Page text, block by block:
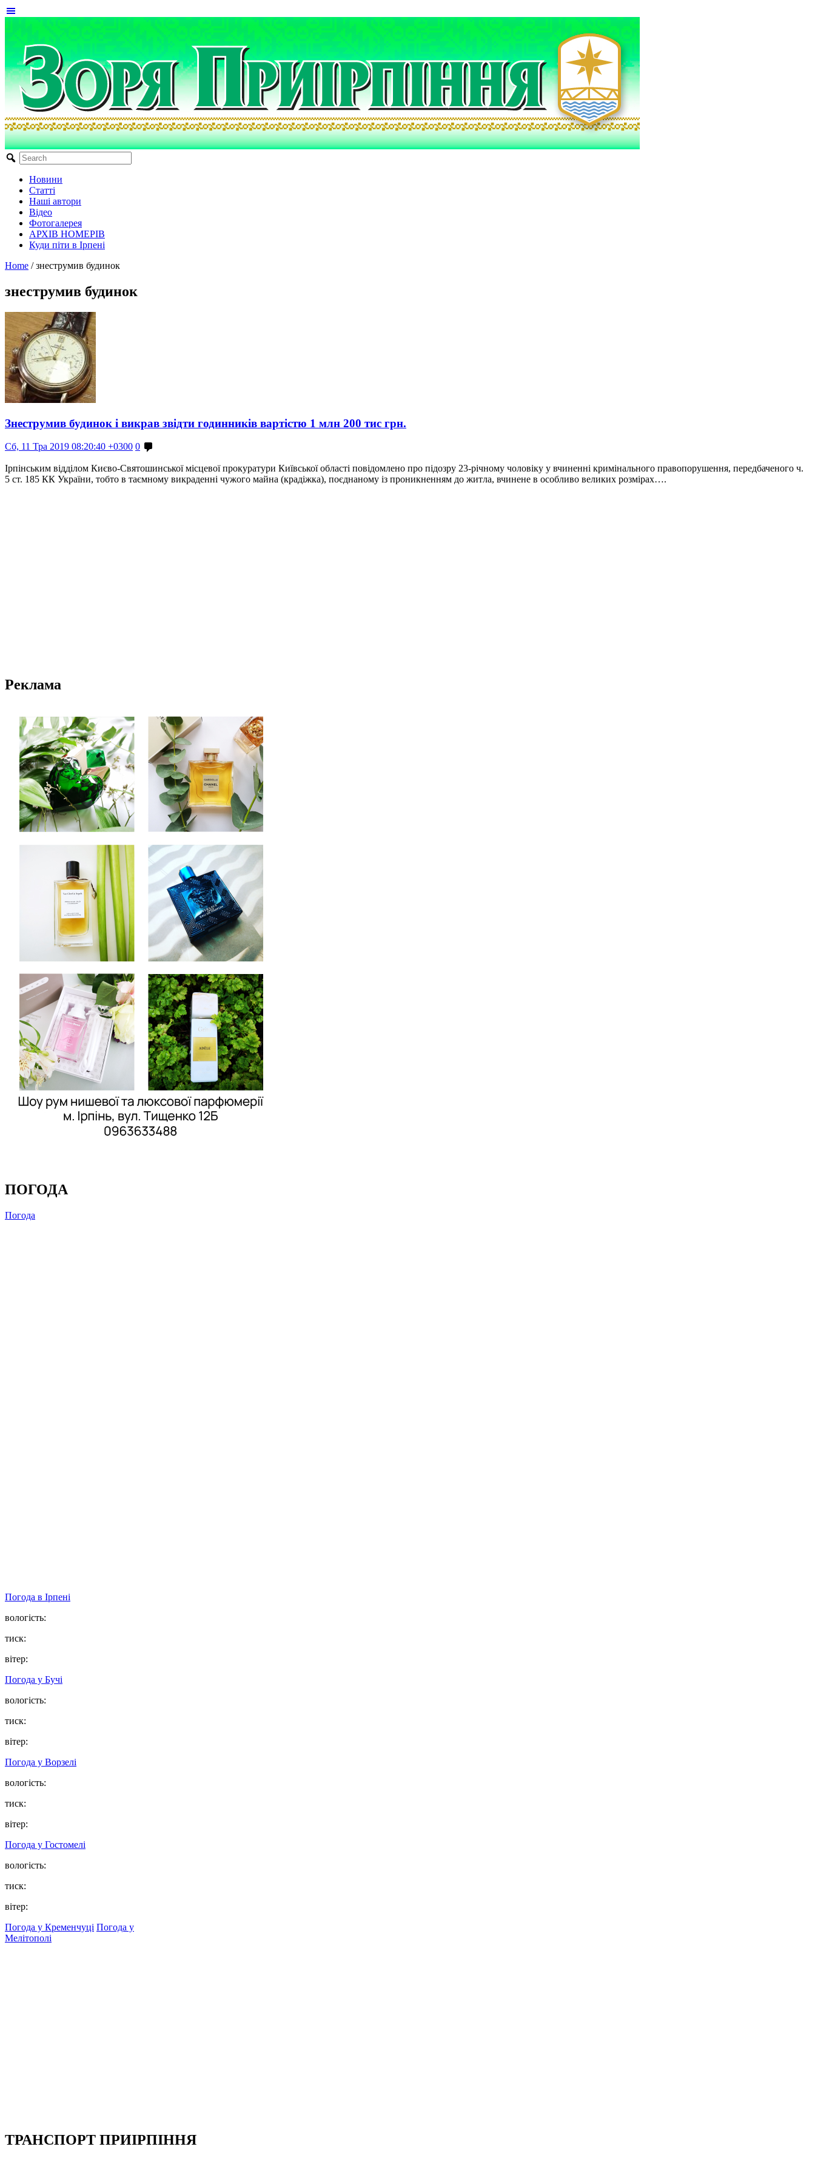
Новини
Статті
Наші автори
Відео
Фотогалерея
АРХІВ НОМЕРІВ
Куди піти в Ірпені
Home / знеструмив будинок
знеструмив будинок
Знеструмив будинок і викрав звідти годинників вартістю 1 млн 200 тис грн.
Сб, 11 Тра 2019 08:20:40 +0300 0
Ірпінським відділом Києво-Святошинської місцевої прокуратури Київської області повідомлено про підозру 23-річному чоловіку у вчиненні кримінального правопорушення, передбаченого ч.
5 ст. 185 КК України, тобто в таємному викраденні чужого майна (крадіжка), поєднаному із проникненням до житла, вчинене в особливо великих розмірах….
Реклама
ПОГОДА
Погода
Погода в Ірпені
вологість:
тиск:
вітер:
Погода у Бучі
вологість:
тиск:
вітер:
Погода у Ворзелі
вологість:
тиск:
вітер:
Погода у Гостомелі
вологість:
тиск:
вітер:
Погода у Кременчуці Погода у
Мелітополі
ТРАНСПОРТ ПРИІРПІННЯ